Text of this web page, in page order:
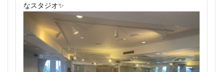
なスタジオ✨